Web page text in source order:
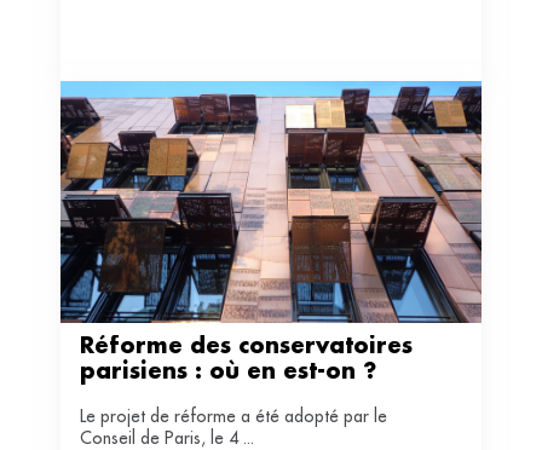
Réforme des conservatoires
parisiens : où en est-on ?
Le projet de réforme a été adopté par le
Conseil de Paris, le 4 ...